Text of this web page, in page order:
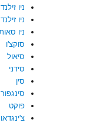
ניו
ניו
ניו
סוקצ'ו
סיאול
סידני
סין
סינגפור
פוקט
צ'ינגדאו